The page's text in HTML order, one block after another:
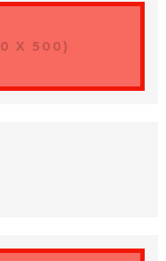
X 500)